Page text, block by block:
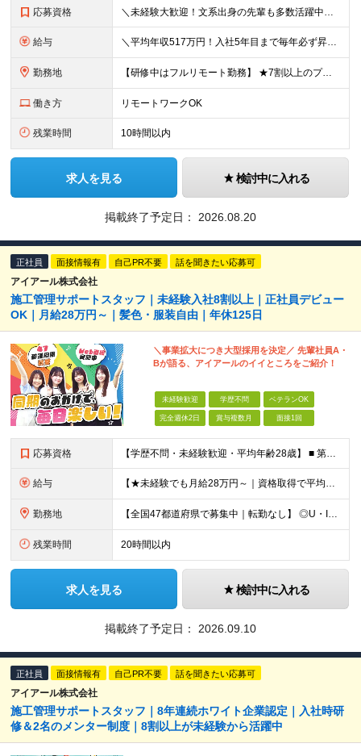
応募資格 ＼未経験大歓迎！文系出身の先輩も多数活躍中／ ◆PCスキルに自信のない方も歓迎 ◆完全未経験OK ◆社会人デビューもOK ◆学歴不問 「働きながら少しずつ専門スキルを身につけたい」という意欲重視の採
給与 ＼平均年収517万円！入社5年目まで毎年必ず昇給／ ■賞与年3回 ■年収800万円以上も可 ■入社3年以上の平均年収469.2万円 月給23万2000円以上＋賞与年3回＋各種手当 ☆入社5年目まで最
勤務地 【研修中はフルリモート勤務】 ★7割以上のプロジェクトでリモートワークを導入 ★一都三県のプロジェクト先 ★転居を伴う転勤なし ＜プロジェクト先＞ 東京・神奈川・千葉・埼玉でのプロジェクト先にて勤務
働き方 リモートワークOK
残業時間 10時間以内
求人を見る 検討中に入れる
掲載終了予定日： 2026.08.20
正社員 面接情報有 自己PR不要 話を聞きたい応募可
アイアール株式会社
施工管理サポートスタッフ｜未経験入社8割以上｜正社員デビュー
OK｜月給28万円～｜髪色・服装自由｜年休125日
＼事業拡大につき大型採用を決定／ 先輩社員A・
Bが語る、アイアールのイイところをご紹介！
未経験歓迎 学歴不問 ベテランOK
完全週休2日 賞与複数月 面接1回
応募資格 【学歴不問・未経験歓迎・平均年齢28歳】 ■ 第二新卒歓迎 ■ フリーター・社会人未経験OK ＼「アイアールで人生ワンチャンつかんでほしい！」／ …こんな社長の想いから 経験よりも人柄を重視した採用
給与 【★未経験でも月給28万円～｜資格取得で平均年収636万円★】 ■ 月給28万円～80万円+賞与年2回＋各種手当 ※月給には、固定残業代（20時間分：3万8000円～／月）を含む ※20時間を超過
勤務地 【全国47都道府県で募集中｜転勤なし】 ◎U・Iターン歓迎！家具家電付き＆家賃ナシの社員寮を完備 ◎東京支店は2025年7月に移転したばかりの綺麗なオフィス 東京・横浜・大阪・名古屋・福岡など 全国
残業時間 20時間以内
求人を見る 検討中に入れる
掲載終了予定日： 2026.09.10
正社員 面接情報有 自己PR不要 話を聞きたい応募可
アイアール株式会社
施工管理サポートスタッフ｜8年連続ホワイト企業認定｜入社時研
修＆2名のメンター制度｜8割以上が未経験から活躍中